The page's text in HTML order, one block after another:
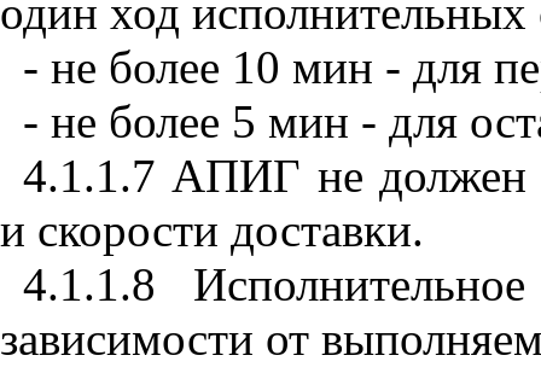
один ход исполнительных
- не более 10 мин - для
- не более 5 мин - для
4.1.1.7 АПИГ не должен
и скорости доставки.
4.1.1.8
зависимости от